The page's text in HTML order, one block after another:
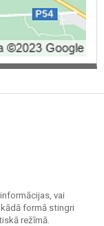
vai
formā stingri
režīmā.